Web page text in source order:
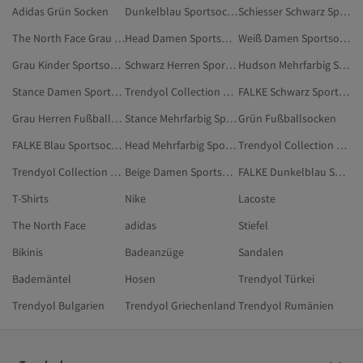
Adidas Grün Socken
Dunkelblau Sportsocken
Schiesser Schwarz Sportsocken
The North Face Grau Sportsocken
Head Damen Sportsocken
Weiß Damen Sportsocken
Grau Kinder Sportsocken
Schwarz Herren Sportsocken
Hudson Mehrfarbig Sportsocken
Stance Damen Sportsocken
Trendyol Collection Weiß Sportsocken
FALKE Schwarz Sportsocken
Grau Herren Fußballsocken
Stance Mehrfarbig Sportsocken Grün Fußballsocken
FALKE Blau Sportsocken
Head Mehrfarbig Sportsocken
Trendyol Collection Grau Socken
Trendyol Collection Gelb Sportsocken
Beige Damen Sportsocken
FALKE Dunkelblau Sportsocken
T-Shirts
Nike
Lacoste
The North Face
adidas
Stiefel
Bikinis
Badeanzüge
Sandalen
Bademäntel
Hosen
Trendyol Türkei
Trendyol Bulgarien
Trendyol Griechenland Trendyol Rumänien